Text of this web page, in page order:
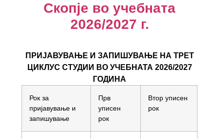
Скопје во учебната
2026/2027 г.
ПРИЈАВУВАЊЕ И ЗАПИШУВАЊЕ НА ТРЕТ
ЦИКЛУС СТУДИИ ВО УЧЕБНАТА 2026/2027
ГОДИНА
Рок за
пријавување и
запишување
Прв
уписен
рок
Втор уписен
рок